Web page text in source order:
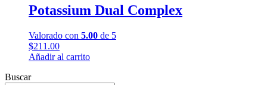
Potassium Dual Complex
Valorado con 5.00 de 5
$211.00
Añadir al carrito
Buscar